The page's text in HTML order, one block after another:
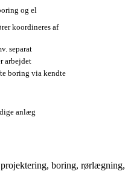
og el
koordineres af
separat
arbejdet
boring via kendte
anlæg
boring,